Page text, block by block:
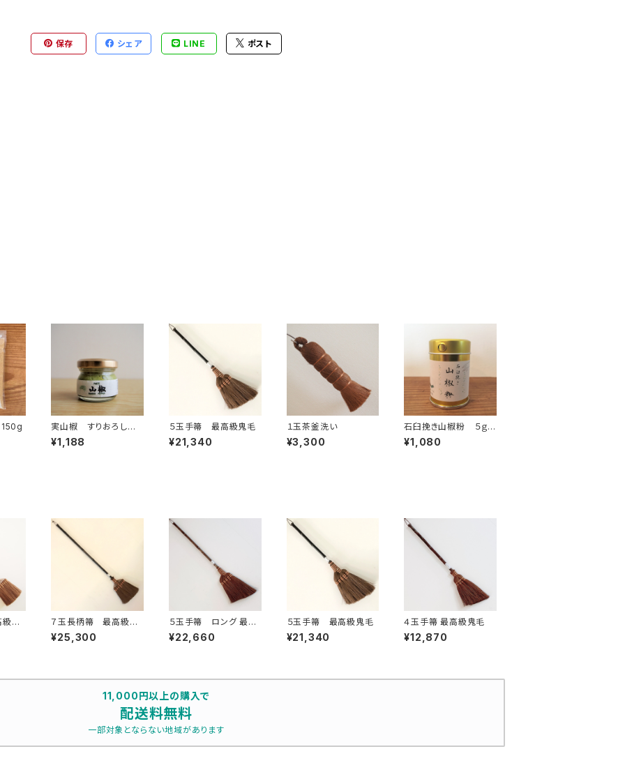
保存 シェア LINE ポスト
150g
実山椒 すりおろしペ
ースト 25ｇ
¥1,188
５玉手箒 最高級鬼毛
¥21,340
１玉茶釜洗い
¥3,300
石臼挽き山椒粉 ５ｇ
薬味缶付き
¥1,080
鬼
７玉長柄箒 最高級鬼
毛
¥25,300
５玉手箒 ロング 最高
級鬼毛
¥22,660
５玉手箒 最高級鬼毛
¥21,340
４玉手箒 最高級鬼毛
¥12,870
11,000円以上の購入で
配送料無料
一部対象とならない地域があります